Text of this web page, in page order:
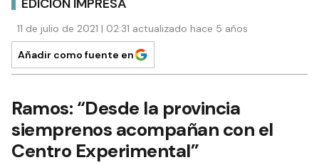
11 de julio de 2021 | 02:31 actualizado hace 5 años
Añadir como fuente en
Ramos: “Desde la provincia
siemprenos acompañan con el
Centro Experimental”